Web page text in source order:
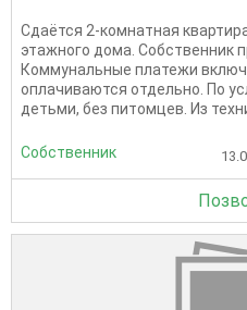
Сдаётся 2-комнатная
этажного дома. Собственник
Коммунальные платежи
оплачиваются отдельно. По
детьми, без питомцев. Из
Собственник